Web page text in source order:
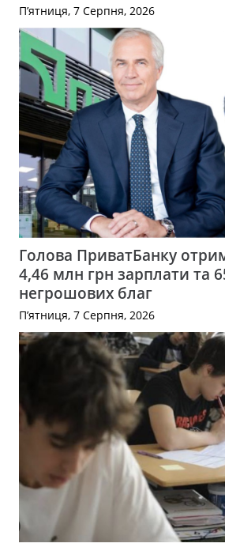
П’ятниця, 7 Серпня, 2026
Голова ПриватБанку
4,46 млн грн зарплати та
негрошових благ
П’ятниця, 7 Серпня, 2026